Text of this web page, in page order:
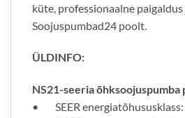
küte, professionaalne
Soojuspumbad24 poolt.
ÜLDINFO:
NS21-seeria õhksoojuspumba
• SEER